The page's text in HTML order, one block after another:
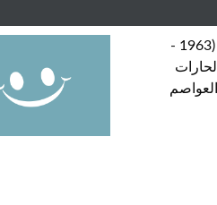
ناصر الصالح (1963 -
الحارات